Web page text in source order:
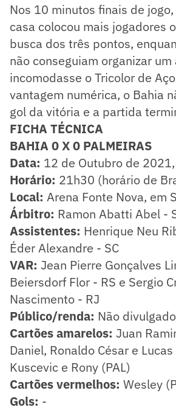
Nos 10 minutos finais de
casa colocou mais jogadores
busca dos três pontos,
não conseguiam organizar
incomodasse o Tricolor de
vantagem numérica, o Bahia
gol da vitória e a partida
FICHA TÉCNICA
BAHIA 0 X 0 PALMEIRAS
Data: 12 de Outubro de
Horário: 21h30 (horário de
Local: Arena Fonte Nova, em
Árbitro: Ramon Abatti Abel -
Assistentes: Henrique Neu
Éder Alexandre - SC
VAR: Jean Pierre Gonçalves
Beiersdorf Flor - RS e Sergio
Nascimento - RJ
Público/renda: Não
Cartões amarelos: Juan
Daniel, Ronaldo César e
Kuscevic e Rony (PAL)
Cartões vermelhos: Wesley
Gols: -